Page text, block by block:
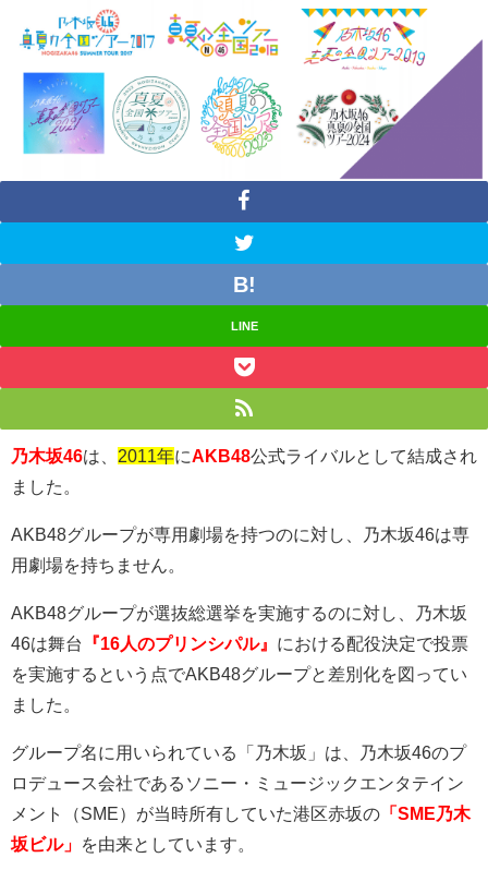
LINE
乃木坂46は、 2011年にAKB48公式ライバルとして結成され
ました。
AKB48グループが専用劇場を持つのに対し、乃木坂46は専
用劇場を持ちません。
AKB48グループが選抜総選挙を実施するのに対し、乃木坂
46は舞台 『16人のプリンシパル』 における配役決定で投票
を実施するという点でAKB48グループと差別化を図ってい
ました。
グループ名に用いられている「乃木坂」は、乃木坂46のプ
ロデュース会社であるソニー・ミュージックエンタテイン
メント（SME）が当時所有していた港区赤坂の 「SME乃木
坂ビル」
を由来としています。